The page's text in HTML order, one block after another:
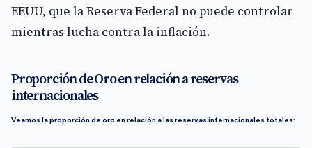
EEUU, que la Reserva Federal no puede controlar
mientras lucha contra la inflación.
Proporción de Oro en relación a reservas
internacionales
Veamos la proporción de oro en relación a las reservas internacionales totales: